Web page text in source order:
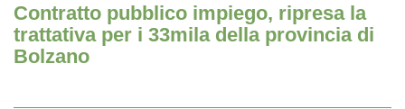
Contratto pubblico impiego, ripresa la
trattativa per i 33mila della provincia di
Bolzano